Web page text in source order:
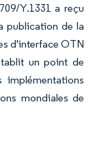
Y.1331 a reçu
publication de la
d'interface OTN
un point de
mondiales de